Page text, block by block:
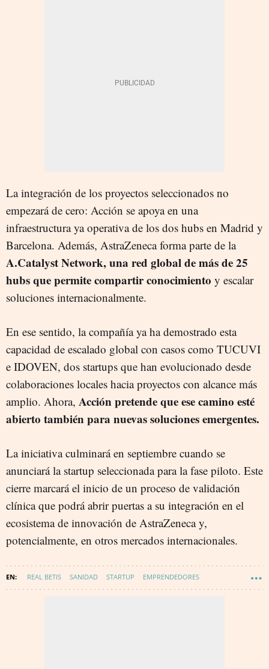
La integración de los proyectos seleccionados no
empezará de cero: Acción se apoya en una
infraestructura ya operativa de los dos hubs en Madrid y
Barcelona. Además, AstraZeneca forma parte de la
A.Catalyst Network, una red global de más de 25
hubs que permite compartir conocimiento y escalar
soluciones internacionalmente.
En ese sentido, la compañía ya ha demostrado esta
capacidad de escalado global con casos como TUCUVI
e IDOVEN, dos startups que han evolucionado desde
colaboraciones locales hacia proyectos con alcance más
amplio. Ahora, Acción pretende que ese camino esté
abierto también para nuevas soluciones emergentes.
La iniciativa culminará en septiembre cuando se
anunciará la startup seleccionada para la fase piloto. Este
cierre marcará el inicio de un proceso de validación
clínica que podrá abrir puertas a su integración en el
ecosistema de innovación de AstraZeneca y,
potencialmente, en otros mercados internacionales.
REAL BETIS SANIDAD STARTUP EMPRENDEDORES